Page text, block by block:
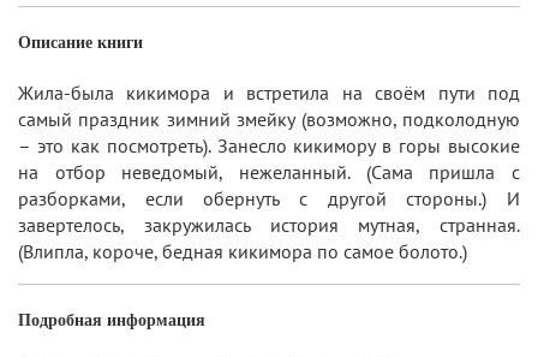
Описание книги
Жила-была кикимора и встретила на своём пути под
самый праздник зимний змейку (возможно, подколодную
– это как посмотреть). Занесло кикимору в горы высокие
на отбор неведомый, нежеланный. (Сама пришла с
разборками, если обернуть с другой стороны.) И
завертелось, закружилась история мутная, странная.
(Влипла, короче, бедная кикимора по самое болото.)
Подробная информация